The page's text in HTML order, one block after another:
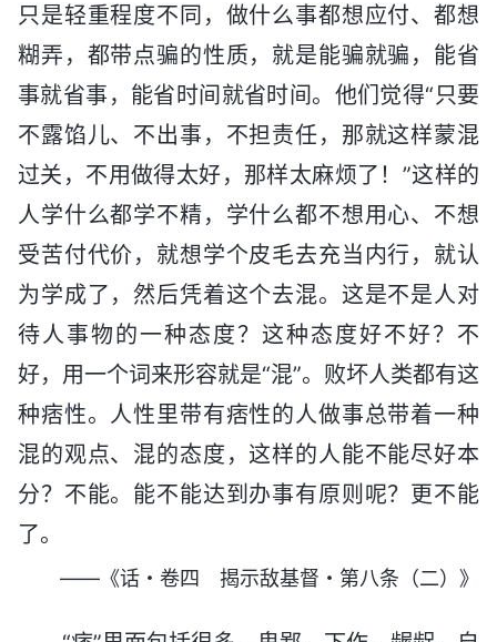
只是轻重程度不同，做什么事都想应付、都想
糊弄，都带点骗的性质，就是能骗就骗，能省
事就省事，能省时间就省时间。他们觉得“只要
不露馅儿、不出事，不担责任，那就这样蒙混
过关，不用做得太好，那样太麻烦了！”这样的
人学什么都学不精，学什么都不想用心、不想
受苦付代价，就想学个皮毛去充当内行，就认
为学成了，然后凭着这个去混。这是不是人对
待人事物的一种态度？这种态度好不好？不
好，用一个词来形容就是“混”。败坏人类都有这
种痞性。人性里带有痞性的人做事总带着一种
混的观点、混的态度，这样的人能不能尽好本
分？不能。能不能达到办事有原则呢？更不能
了。
——《话・卷四 揭示敌基督・第八条（二）》